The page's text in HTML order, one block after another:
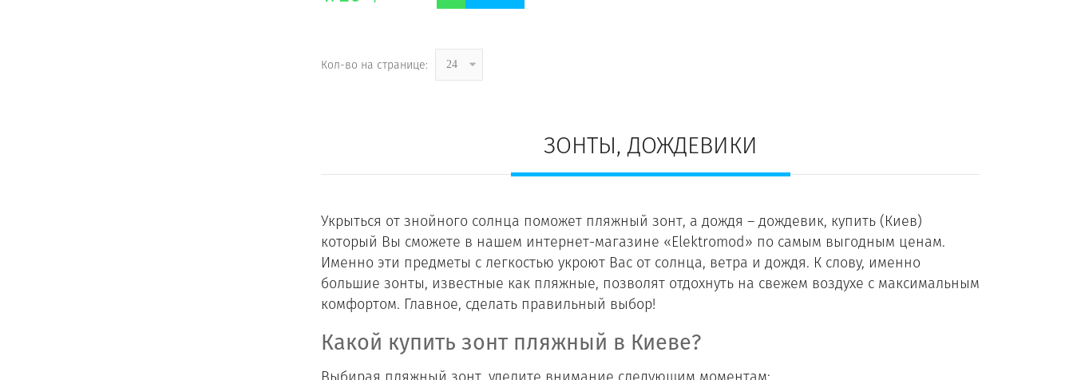
Кол-во на странице: 24
ЗОНТЫ, ДОЖДЕВИКИ
Укрыться от знойного солнца поможет пляжный зонт, а дождя – дождевик, купить (Киев)
который Вы сможете в нашем интернет-магазине «Elektromod» по самым выгодным ценам.
Именно эти предметы с легкостью укроют Вас от солнца, ветра и дождя. К слову, именно
большие зонты, известные как пляжные, позволят отдохнуть на свежем воздухе с максимальным
комфортом. Главное, сделать правильный выбор!
Какой купить зонт пляжный в Киеве?